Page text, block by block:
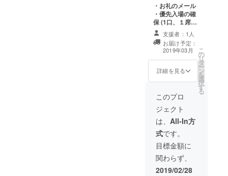
・お礼のメール
・優先入場の確
保 (1口、１席に
なります) ・パン
フレットへの記
名 決勝大会当日
は指定席は特に
設けておりませ
ん。当日受付に
していただいた
方のお名前を提
示していただ
き、手首にバン
ド（リボン）を
していただけれ
ば、当日開場時
間前に優先して
ご入場し着席し
ていただく事が
支援者：1人
お届け予定：
2019年03月
詳細を見る
こ
の
リ
タ
ー
ン
を
選
択
す
る
このプロ
ジェクト
は、 All-In方
式です。
目標金額に
関わらず、
2019/02/28